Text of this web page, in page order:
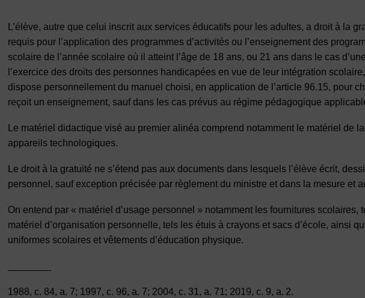
L’élève, autre que celui inscrit aux services éducatifs pour les adultes, a droit à la
requis pour l’application des programmes d’activités ou l’enseignement des
scolaire de l’année scolaire où il atteint l’âge de 18 ans, ou 21 ans dans le cas
l’exercice des droits des personnes handicapées en vue de leur intégration
dispose personnellement du manuel choisi, en application de l’article 96.15, pour
reçoit un enseignement, sauf dans les cas prévus au régime pédagogique
Le matériel didactique visé au premier alinéa comprend notamment le matériel de
appareils technologiques.
Le droit à la gratuité ne s’étend pas aux documents dans lesquels l’élève écrit,
personnel, sauf exception précisée par règlement du ministre et dans la mesure et
On entend par « matériel d’usage personnel » notamment les fournitures
matériel d’organisation personnelle, tels les étuis à crayons et sacs d’école, ainsi
uniformes scolaires et vêtements d’éducation physique.
1988, c. 84, a. 7; 1997, c. 96, a. 7; 2004, c. 31, a. 71; 2019, c. 9, a. 2.